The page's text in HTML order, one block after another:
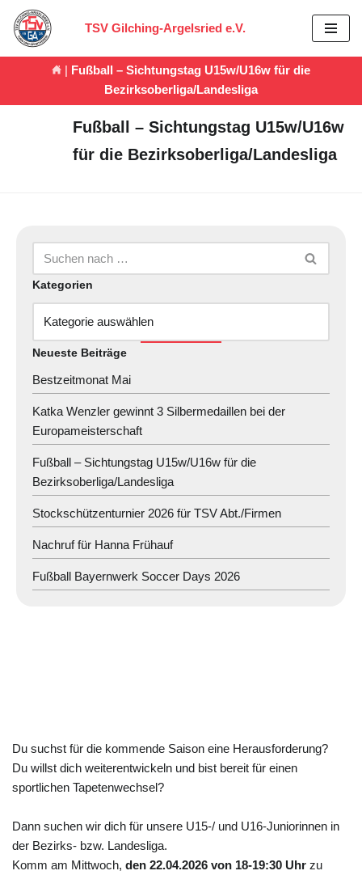
Zum
TSV Gilching-Argelsried e.V.
| Fußball – Sichtungstag U15w/U16w für die
Bezirksoberliga/Landesliga
Fußball – Sichtungstag U15w/U16w
für die Bezirksoberliga/Landesliga
Kategorien
Neueste Beiträge
Bestzeitmonat Mai
Katka Wenzler gewinnt 3 Silbermedaillen bei der
Europameisterschaft
Fußball – Sichtungstag U15w/U16w für die
Bezirksoberliga/Landesliga
Stockschützenturnier 2026 für TSV Abt./Firmen
Nachruf für Hanna Frühauf
Fußball Bayernwerk Soccer Days 2026
Du suchst für die kommende Saison eine Herausforderung?
Du willst dich weiterentwickeln und bist bereit für einen
sportlichen Tapetenwechsel?
Dann suchen wir dich für unsere U15-/ und U16-Juniorinnen in
der Bezirks- bzw. Landesliga.
Komm am Mittwoch, den 22.04.2026 von 18-19:30 Uhr zu